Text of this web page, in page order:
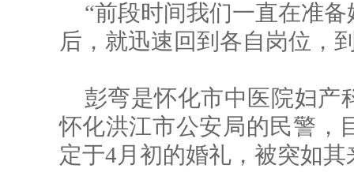
“前段时间我们一直在准
后，就迅速回到各自岗位
彭弯是怀化市中医院妇产
怀化洪江市公安局的民警，
定于4月初的婚礼，被突如